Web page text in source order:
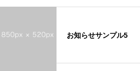
お知らせサンプル5